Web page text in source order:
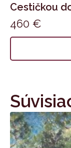
Cestičkou
460 €